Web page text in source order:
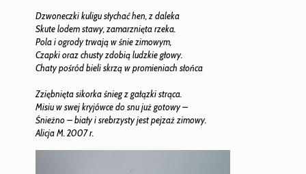
Dzwoneczki kuligu słychać hen, z daleka
Skute lodem stawy, zamarznięta rzeka.
Pola i ogrody trwają w śnie zimowym,
Czapki oraz chusty zdobią ludzkie głowy.
Chaty pośród bieli skrzą w promieniach słońca
Zziębnięta sikorka śnieg z gałązki strąca.
Misiu w swej kryjówce do snu już gotowy –
Śnieżno – biały i srebrzysty jest pejzaż zimowy.
Alicja M. 2007 r.